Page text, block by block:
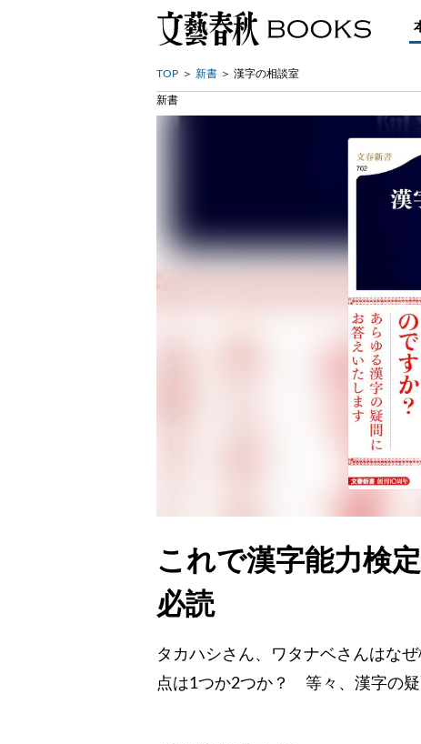
TOP 新書 漢字の相談室
新書
これで漢字能力検
必読
タカハシさん、ワタナベさんはな
点は1つか2つか？ 等々、漢字の